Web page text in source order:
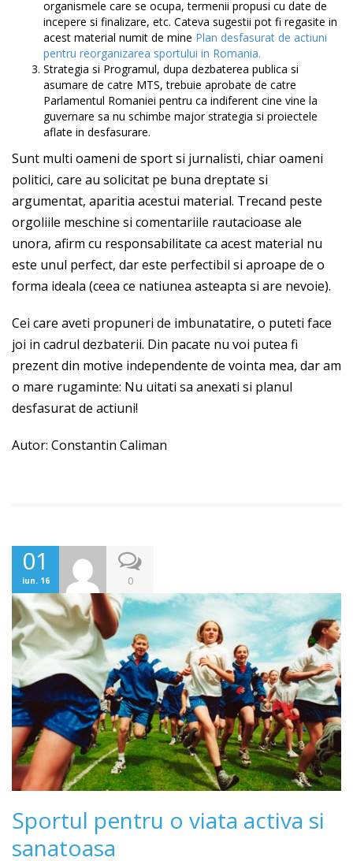
organismele care se ocupa, termenii propusi cu date de
incepere si finalizare, etc. Cateva sugestii pot fi regasite in
acest material numit de mine Plan desfasurat de actiuni
pentru reorganizarea sportului in Romania.
Strategia si Programul, dupa dezbaterea publica si
asumare de catre MTS, trebuie aprobate de catre
Parlamentul Romaniei pentru ca indiferent cine vine la
guvernare sa nu schimbe major strategia si proiectele
aflate in desfasurare.
Sunt multi oameni de sport si jurnalisti, chiar oameni
politici, care au solicitat pe buna dreptate si
argumentat, aparitia acestui material. Trecand peste
orgoliile meschine si comentariile rautacioase ale
unora, afirm cu responsabilitate ca acest material nu
este unul perfect, dar este perfectibil si aproape de o
forma ideala (ceea ce natiunea asteapta si are nevoie).
Cei care aveti propuneri de imbunatatire, o puteti face
joi in cadrul dezbaterii. Din pacate nu voi putea fi
prezent din motive independente de vointa mea, dar am
o mare rugaminte: Nu uitati sa anexati si planul
desfasurat de actiuni!
Autor: Constantin Caliman
01
iun. 16 0
Sportul pentru o viata activa si
sanatoasa